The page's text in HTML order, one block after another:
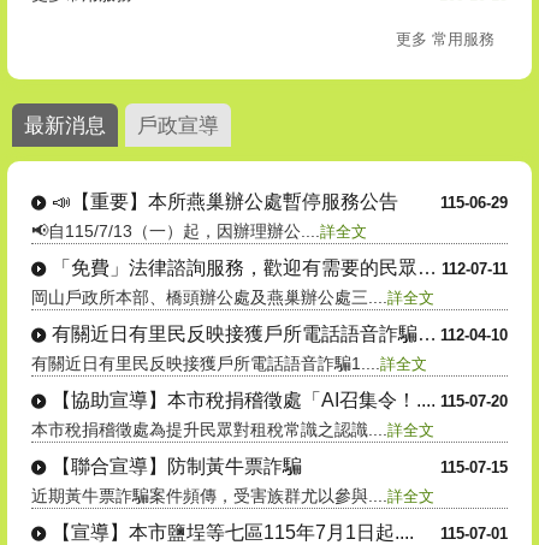
更多 常用服務
最新消息 戶政宣導
115-06-29
📣【重要】本所燕巢辦公處暫停服務公告
📢自115/7/13（一）起，因辦理辦公.... 詳全文
112-07-11
岡山戶政所本部、橋頭辦公處及燕巢辦公處三.... 詳全文
112-04-10
有關近日有里民反映接獲戶所電話語音詐騙1.... 詳全文
115-07-20
【協助宣導】本市稅捐稽徵處「AI召集令！....
本市稅捐稽徵處為提升民眾對租稅常識之認識.... 詳全文
115-07-15
【聯合宣導】防制黃牛票詐騙
近期黃牛票詐騙案件頻傳，受害族群尤以參與.... 詳全文
115-07-01
【宣導】本市鹽埕等七區115年7月1日起....